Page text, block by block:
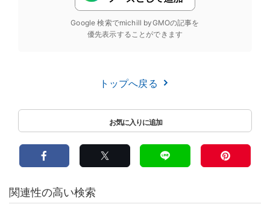
Google 検索でmichill byGMOの記事を
優先表示することができます
トップへ戻る